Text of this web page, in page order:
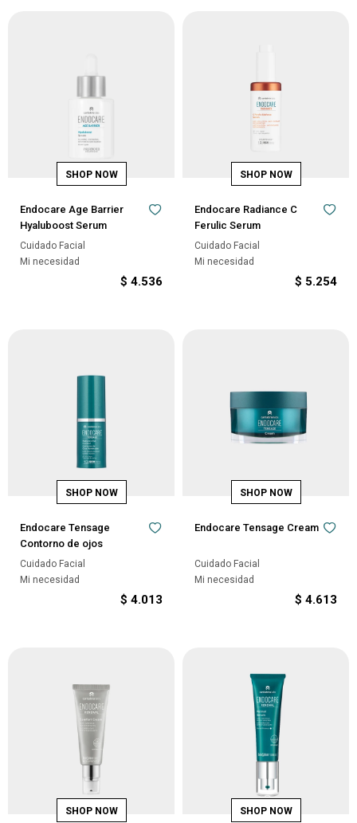
Endocare Age Barrier
Hyaluboost Serum
Cuidado Facial
Mi necesidad
$ 4.536
Endocare Radiance C
Ferulic Serum
Cuidado Facial
Mi necesidad
$ 5.254
Endocare Tensage
Contorno de ojos
Cuidado Facial
Mi necesidad
$ 4.013
Endocare Tensage Cream
Cuidado Facial
Mi necesidad
$ 4.613